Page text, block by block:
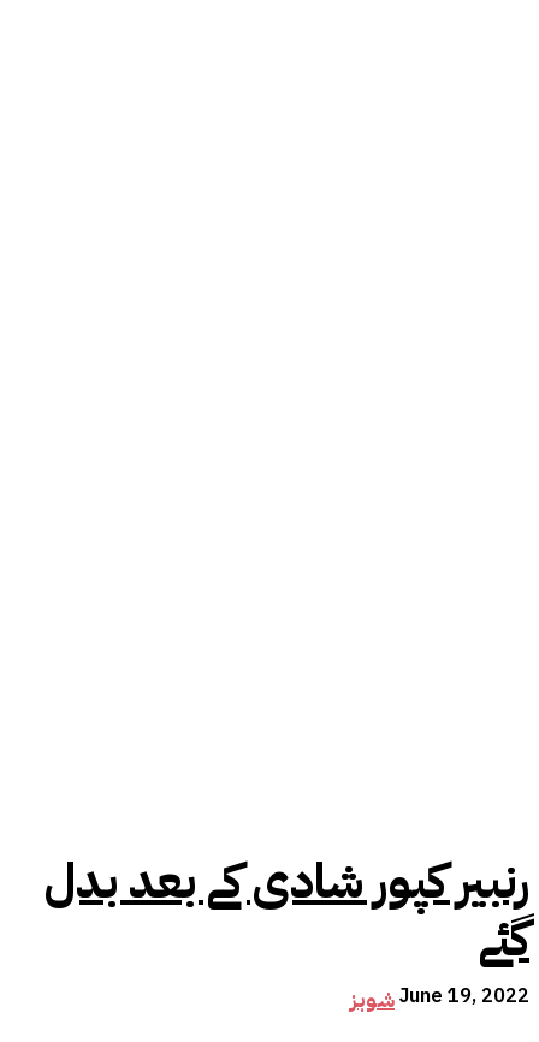
رنبیر کپور شادی کے بعد بدل
گئے
شوبزJune 19, 2022